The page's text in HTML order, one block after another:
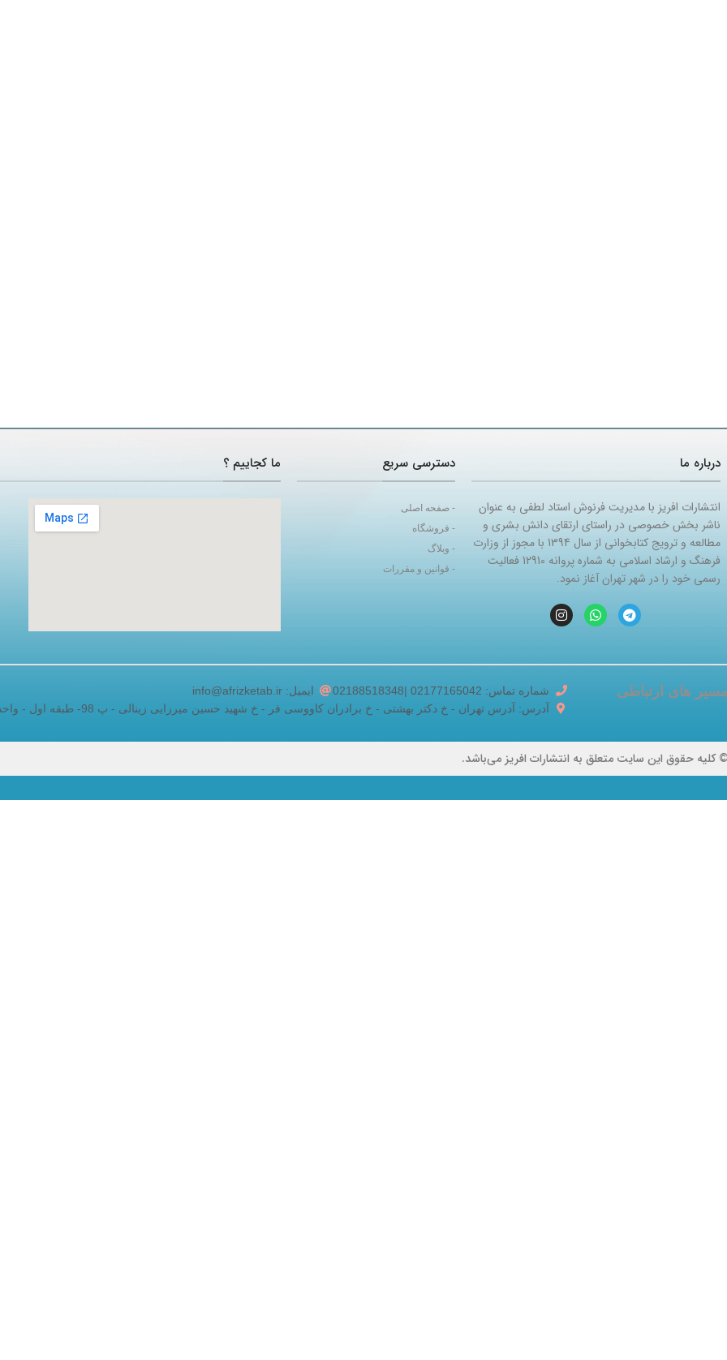
درباره ما
انتشارات افریز با مدیریت فرنوش استاد لطفی به عنوان
ناشر بخش خصوصی در راستای ارتقای دانش بشری و
مطالعه و ترویج کتابخوانی از سال 1394 با مجوز از وزارت
فرهنگ و ارشاد اسلامی به شماره پروانه 12910 فعالیت
رسمی خود را در شهر تهران آغاز نمود.
دسترسی سریع
- صفحه اصلی
- فروشگاه
- وبلاگ
- قوانین و مقررات
ما کجاییم ؟
های ارتباطی شماره تماس: 02177165042 |02188518348
ایمیل: info@afrizketab.ir
آدرس: آدرس تهران - خ دکتر بهشتی - خ برادران کاووسی فر - خ شهید حسین میرزایی زینالی - پ 98- طبقه اول - واحد 5
کلیه حقوق این سایت متعلق به انتشارات افریز می‌باشد.